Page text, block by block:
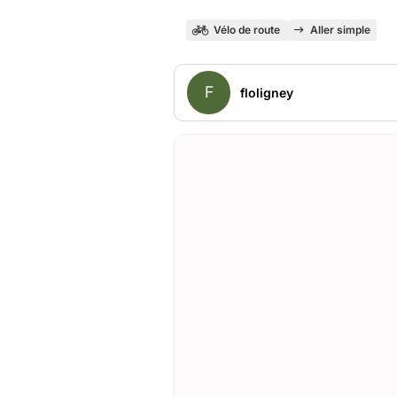
Vélo de route Aller simple
F floligney